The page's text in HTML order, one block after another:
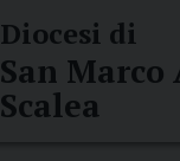
Diocesi di
San
Scalea